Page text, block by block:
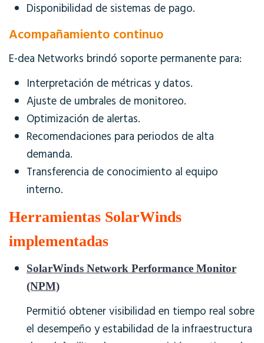
Disponibilidad de sistemas de pago.
Acompañamiento continuo
E-dea Networks brindó soporte permanente para:
Interpretación de métricas y datos.
Ajuste de umbrales de monitoreo.
Optimización de alertas.
Recomendaciones para periodos de alta
demanda.
Transferencia de conocimiento al equipo
interno.
Herramientas SolarWinds
implementadas
SolarWinds Network Performance Monitor
(NPM)
Permitió obtener visibilidad en tiempo real sobre
el desempeño y estabilidad de la infraestructura